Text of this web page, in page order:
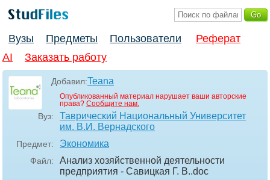
Вузы Предметы Пользователи
Реферат
AI
Заказать работу
Добавил:Teana
Опубликованный материал нарушает ваши авторские
права? Сообщите нам.
Вуз:
Таврический Национальный Университет
им. В.И. Вернадского
Предмет: Экономика
Файл:
Анализ хозяйственной деятельности
предприятия - Савицкая Г. В..doc